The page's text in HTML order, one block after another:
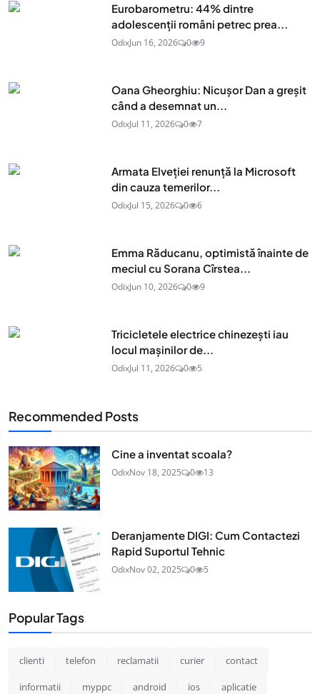
Eurobarometru: 44% dintre
adolescenţii români petrec prea...
OdixJun 16, 2026 0 9
Oana Gheorghiu: Nicușor Dan a greșit
când a desemnat un...
OdixJul 11, 2026 0 7
Armata Elveției renunță la Microsoft
din cauza temerilor...
OdixJul 15, 2026 0 6
Emma Răducanu, optimistă înainte de
meciul cu Sorana Cîrstea...
OdixJun 10, 2026 0 9
Tricicletele electrice chinezești iau
locul mașinilor de...
OdixJul 11, 2026 0 5
Recommended Posts
Cine a inventat scoala?
OdixNov 18, 2025 0 13
Deranjamente DIGI: Cum Contactezi
Rapid Suportul Tehnic
OdixNov 02, 2025 0 5
Popular Tags
clienti telefon reclamatii curier contact
informatii myppc android ios aplicatie